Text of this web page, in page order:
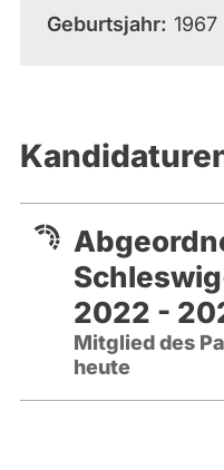
Geburtsjahr 1967
2022 -
Mitglied des
heute